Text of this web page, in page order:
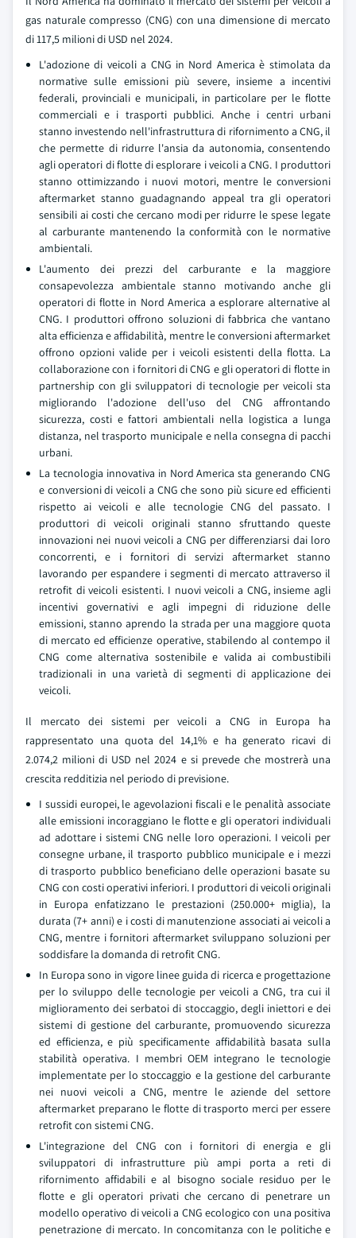
gas naturale compresso (CNG) con una dimensione di mercato
di 117,5 milioni di USD nel 2024.
L'adozione di veicoli a CNG in Nord America è stimolata da
normative sulle emissioni più severe, insieme a incentivi
federali, provinciali e municipali, in particolare per le flotte
commerciali e i trasporti pubblici. Anche i centri urbani
stanno investendo nell'infrastruttura di rifornimento a CNG, il
che permette di ridurre l'ansia da autonomia, consentendo
agli operatori di flotte di esplorare i veicoli a CNG. I produttori
stanno ottimizzando i nuovi motori, mentre le conversioni
aftermarket stanno guadagnando appeal tra gli operatori
sensibili ai costi che cercano modi per ridurre le spese legate
al carburante mantenendo la conformità con le normative
ambientali.
L'aumento dei prezzi del carburante e la maggiore
consapevolezza ambientale stanno motivando anche gli
operatori di flotte in Nord America a esplorare alternative al
CNG. I produttori offrono soluzioni di fabbrica che vantano
alta efficienza e affidabilità, mentre le conversioni aftermarket
offrono opzioni valide per i veicoli esistenti della flotta. La
collaborazione con i fornitori di CNG e gli operatori di flotte in
partnership con gli sviluppatori di tecnologie per veicoli sta
migliorando l'adozione dell'uso del CNG affrontando
sicurezza, costi e fattori ambientali nella logistica a lunga
distanza, nel trasporto municipale e nella consegna di pacchi
urbani.
La tecnologia innovativa in Nord America sta generando CNG
e conversioni di veicoli a CNG che sono più sicure ed efficienti
rispetto ai veicoli e alle tecnologie CNG del passato. I
produttori di veicoli originali stanno sfruttando queste
innovazioni nei nuovi veicoli a CNG per differenziarsi dai loro
concorrenti, e i fornitori di servizi aftermarket stanno
lavorando per espandere i segmenti di mercato attraverso il
retrofit di veicoli esistenti. I nuovi veicoli a CNG, insieme agli
incentivi governativi e agli impegni di riduzione delle
emissioni, stanno aprendo la strada per una maggiore quota
di mercato ed efficienze operative, stabilendo al contempo il
CNG come alternativa sostenibile e valida ai combustibili
tradizionali in una varietà di segmenti di applicazione dei
veicoli.
Il mercato dei sistemi per veicoli a CNG in Europa ha
rappresentato una quota del 14,1% e ha generato ricavi di
2.074,2 milioni di USD nel 2024 e si prevede che mostrerà una
crescita redditizia nel periodo di previsione.
I sussidi europei, le agevolazioni fiscali e le penalità associate
alle emissioni incoraggiano le flotte e gli operatori individuali
ad adottare i sistemi CNG nelle loro operazioni. I veicoli per
consegne urbane, il trasporto pubblico municipale e i mezzi
di trasporto pubblico beneficiano delle operazioni basate su
CNG con costi operativi inferiori. I produttori di veicoli originali
in Europa enfatizzano le prestazioni (250.000+ miglia), la
durata (7+ anni) e i costi di manutenzione associati ai veicoli a
CNG, mentre i fornitori aftermarket sviluppano soluzioni per
soddisfare la domanda di retrofit CNG.
In Europa sono in vigore linee guida di ricerca e progettazione
per lo sviluppo delle tecnologie per veicoli a CNG, tra cui il
miglioramento dei serbatoi di stoccaggio, degli iniettori e dei
sistemi di gestione del carburante, promuovendo sicurezza
ed efficienza, e più specificamente affidabilità basata sulla
stabilità operativa. I membri OEM integrano le tecnologie
implementate per lo stoccaggio e la gestione del carburante
nei nuovi veicoli a CNG, mentre le aziende del settore
aftermarket preparano le flotte di trasporto merci per essere
retrofit con sistemi CNG.
L'integrazione del CNG con i fornitori di energia e gli
sviluppatori di infrastrutture più ampi porta a reti di
rifornimento affidabili e al bisogno sociale residuo per le
flotte e gli operatori privati che cercano di penetrare un
modello operativo di veicoli a CNG ecologico con una positiva
penetrazione di mercato. In concomitanza con le politiche e